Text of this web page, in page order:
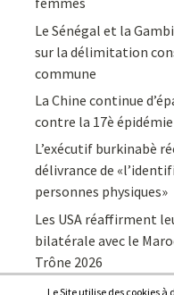
Le Sénégal et la
sur la délimitation
commune
La Chine continue
contre la 17è épidémie
L’exécutif burkinabè
délivrance de
personnes physiques»
Les USA réaffirment
bilatérale avec le
Trône 2026
Le Site utilise des cookies